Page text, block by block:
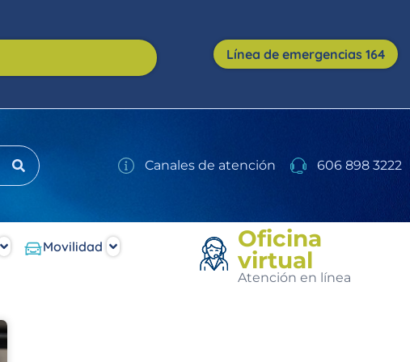
Línea de emergencias 164
Canales de atención 606 898 3222
Movilidad
Oficina
virtual
Atención en línea